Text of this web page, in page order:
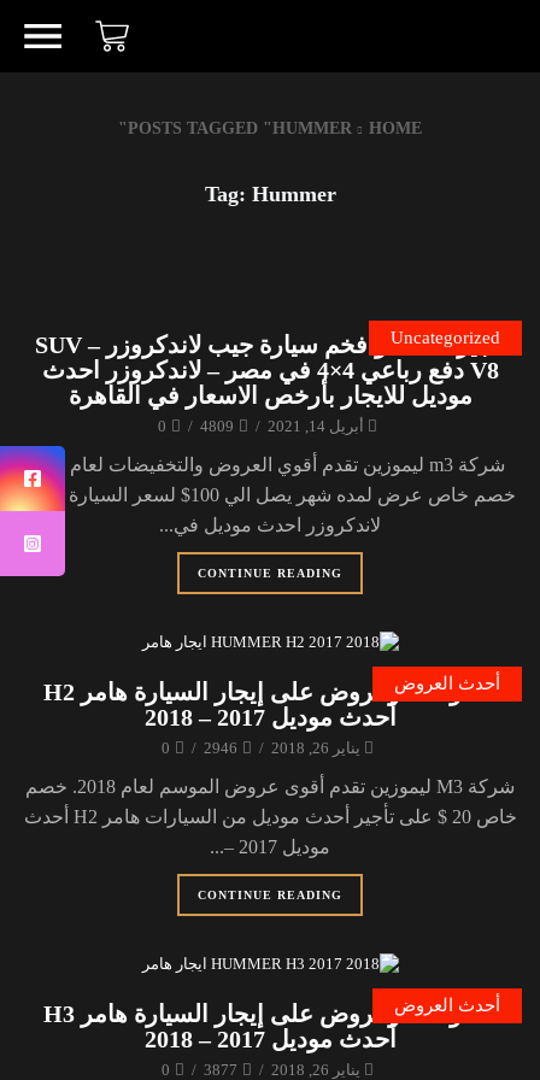
HOME
POSTS TAGGED "HUMMER"
Tag: Hummer
Uncategorized
تأجير احدث وافخم سيارة جيب لاندكروزر SUV –
V8 دفع رباعي 4×4 في مصر – لاندكروزر احدث
موديل للايجار بأرخص الاسعار في القاهرة
أبريل 14, 2021 /
4809
/
0
شركة m3 ليموزين تقدم أقوي العروض والتخفيضات لعام 2021
خصم خاص عرض لمده شهر يصل الي 100$ لسعر السيارة تويوتا
لاندكروزر احدث موديل في...
CONTINUE READING
أحدث العروض
خصومات وعروض على إيجار السيارة هامر H2
أحدث موديل 2017 – 2018
يناير 26, 2018 /
2946
/
0
شركة M3 ليموزين تقدم أقوى عروض الموسم لعام 2018. خصم
خاص 20 $ على تأجير أحدث موديل من السيارات هامر H2 أحدث
موديل 2017 –...
CONTINUE READING
أحدث العروض
خصومات وعروض على إيجار السيارة هامر H3
أحدث موديل 2017 – 2018
يناير 26, 2018 /
3877
/
0